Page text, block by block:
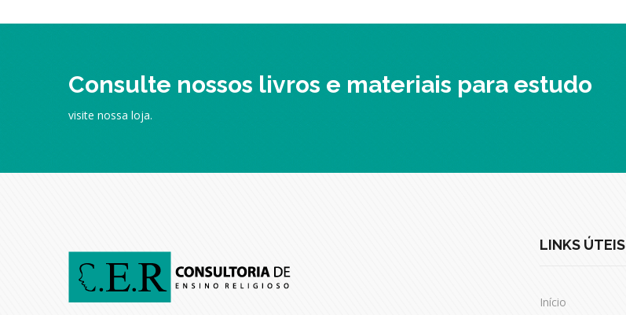
Consulte nossos livros e materiais para estudo
visite nossa loja.
LINKS ÚTEIS
Início